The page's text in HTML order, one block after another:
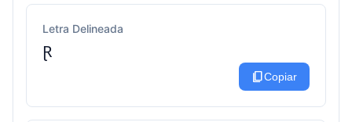
Letra Delineada
Ɽ
content_copyCopiar